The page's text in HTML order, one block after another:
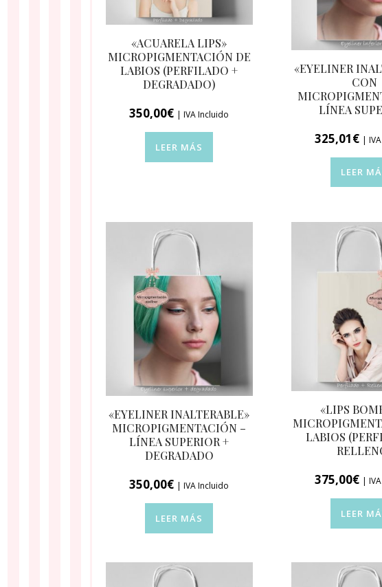
«ACUARELA LIPS»
MICROPIGMENTACIÓN DE
LABIOS (PERFILADO +
DEGRADADO)
350,00€ | IVA Incluido
LEER MÁS
«EYELINER
CON
LÍNEA
325,01€ |
LEER
«EYELINER INALTERABLE»
MICROPIGMENTACIÓN –
LÍNEA SUPERIOR +
DEGRADADO
350,00€ | IVA Incluido
LEER MÁS
«LIPS
LABIOS
375,00€ |
LEER